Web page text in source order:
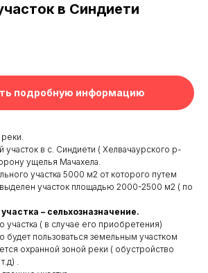
в Синдиети
подробную информацию
участок в с. Синдиети ( Хелвачаурского р-
ущелья Мачахела.
участка 5000 м2 от которого путем
участок площадью 2000-2500 м2 ( по
– сельхозназначение.
( в случае его приобретения)
будет пользоваться земельным участком
охранной зоной реки ( обустройство
.